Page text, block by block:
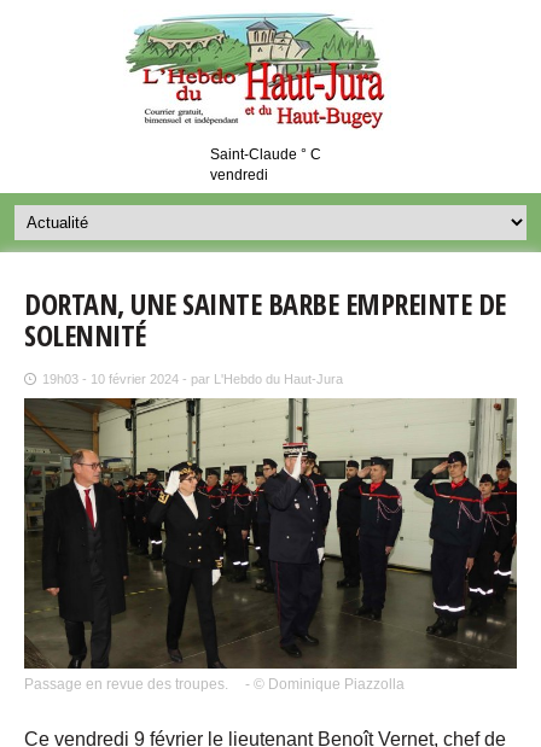
Saint-Claude ° C
vendredi
DORTAN, UNE SAINTE BARBE EMPREINTE DE
SOLENNITÉ
19h03 - 10 février 2024 - par L'Hebdo du Haut-Jura
Passage en revue des troupes. - © Dominique Piazzolla
Ce vendredi 9 février le lieutenant Benoît Vernet, chef de